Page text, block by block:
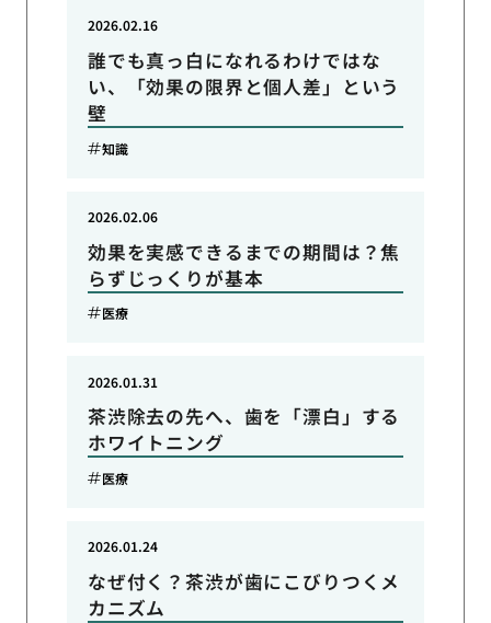
誰でも真っ白になれるわけではな
い、「効果の限界と個人差」という
壁
2026.02.16
知識
効果を実感できるまでの期間は？焦
らずじっくりが基本
2026.02.06
医療
茶渋除去の先へ、歯を「漂白」する
ホワイトニング
2026.01.31
医療
なぜ付く？茶渋が歯にこびりつくメ
カニズム
2026.01.24